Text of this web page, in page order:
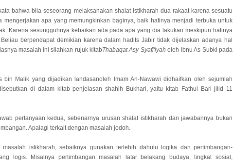
bahwa bila seseorang melaksanakan shalat istikharah dua rakaat karena sesuatu
mengerjakan apa yang memungkinkan baginya, baik hatinya menjadi terbuka untuk
Karena sesungguhnya kebaikan ada pada apa yang dia lakukan meskipun hatinya
berpendapat demikian karena dalam hadits Jabir tidak dijelaskan adanya hal
masalah ini silahkan rujuk kitabThabaqat Asy-Syafi'iyah oleh Ibnu As-Subki pada
bin Malik yang dijadikan landasanoleh Imam An-Nawawi didhaifkan oleh sejumlah
di dalam kitab penjelasan shahih Bukhari, yaitu kitab Fathul Bari jilid 11
pertanyaan kedua, sebenarnya urusan shalat istikharah dan jawabannya bukan
Apalagi terkait dengan masalah jodoh.
masalah istikharah, sebaiknya gunakan terlebih dahulu logika dan pertimbangan-
logis. Misalnya pertimbangan masalah latar belakang budaya, tingkat sosial,